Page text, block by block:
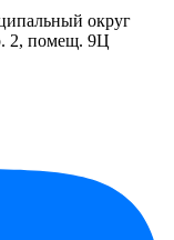
округ
2, помещ. 9Ц